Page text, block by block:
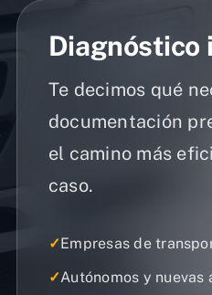
Diagnóstico
Te decimos qué
documentación
el camino más
caso.
✓Empresas de
✓Autónomos y nuevas